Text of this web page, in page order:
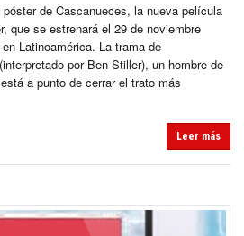
de Cascanueces, la nueva película
que se estrenará el 29 de noviembre
Latinoamérica. La trama de
por Ben Stiller), un hombre de
a punto de cerrar el trato más
Leer más